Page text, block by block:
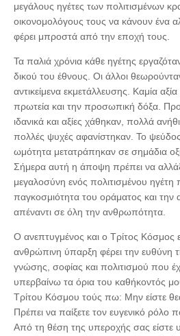
μεγάλους ηγέτες των πολιτισμένων
οικονομολόγους τους να κάνουν ένα
φέρει μπροστά από την εποχή τους.
Τα παλιά χρόνια κάθε ηγέτης
δικού του έθνους. Οι άλλοι θεωρούνταν
αντικείμενα εκμετάλλευσης. Καμία
πρωτεία και την προσωπική δόξα.
ιδανικά και αξίες χάθηκαν, πολλά
πολλές ψυχές αφανίστηκαν. Το
ωμότητα μετατράπηκαν σε σημάδια
Σήμερα αυτή η άποψη πρέπει να
μεγαλοσύνη ενός πολιτισμένου ηγέτη
παγκοσμιότητα του οράματος και την
απέναντι σε όλη την ανθρωπότητα.
Ο ανεπτυγμένος και ο Τρίτος Κόσμος
ανθρώπινη ύπαρξη φέρει την ευθύνη
γνώσης, σοφίας και πολιτισμού που
υπερβαίνω τα όρια του καθήκοντός
Τρίτου Κόσμου τούς πω: Μην είστε
Πρέπει να παίξετε τον ευγενικό ρόλο
Από τη θέση της υπεροχής σας είστε